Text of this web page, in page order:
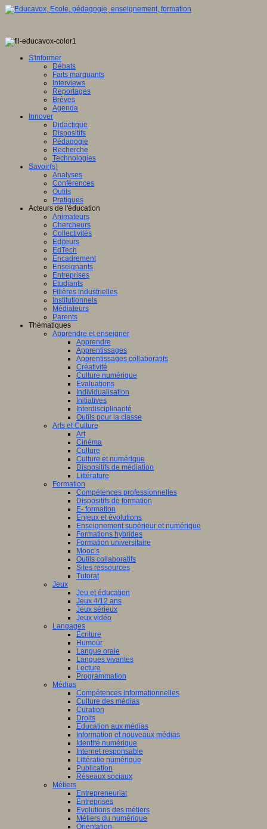
S'informer
Débats
Faits marquants
Interviews
Reportages
Brèves
Agenda
Innover
Didactique
Dispositifs
Pédagogie
Recherche
Technologies
Savoir(s)
Analyses
Conférences
Outils
Pratiques
Acteurs de l'éducation
Animateurs
Chercheurs
Collectivités
Editeurs
EdTech
Encadrement
Enseignants
Entreprises
Etudiants
Filières industrielles
Institutionnels
Médiateurs
Parents
Thématiques
Apprendre et enseigner
Apprendre
Apprentissages
Apprentissages collaboratifs
Créativité
Culture numérique
Evaluations
Individualisation
Initiatives
Interdisciplinarité
Outils pour la classe
Arts et Culture
Art
Cinéma
Culture
Culture et numérique
Dispositifs de médiation
Littérature
Formation
Compétences professionnelles
Dispositifs de formation
E- formation
Enjeux et évolutions
Enseignement supérieur et numérique
Formations hybrides
Formation universitaire
Mooc’s
Outils collaboratifs
Sites ressources
Tutorat
Jeux
Jeu et éducation
Jeux 4/12 ans
Jeux sérieux
Jeux vidéo
Langages
Ecriture
Humour
Langue orale
Langues vivantes
Lecture
Programmation
Médias
Compétences informationnelles
Culture des médias
Curation
Droits
Education aux médias
Information et nouveaux médias
Identité numérique
Internet responsable
Littératie numérique
Publication
Réseaux sociaux
Métiers
Entrepreneuriat
Entreprises
Evolutions des métiers
Métiers du numérique
Orientation